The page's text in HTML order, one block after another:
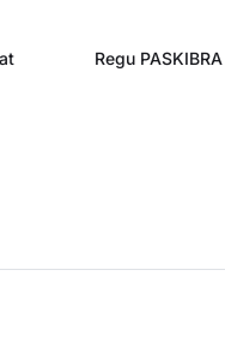
Regu